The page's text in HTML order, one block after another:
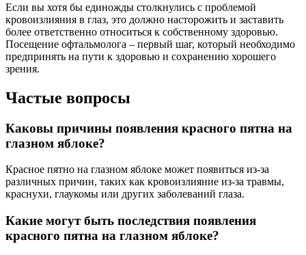
Если вы хотя бы единожды столкнулись с проблемой
кровоизлияния в глаз, это должно насторожить и заставить
более ответственно относиться к собственному здоровью.
Посещение офтальмолога – первый шаг, который необходимо
предпринять на пути к здоровью и сохранению хорошего
зрения.
Частые вопросы
Каковы причины появления красного пятна на
глазном яблоке?
Красное пятно на глазном яблоке может появиться из-за
различных причин, таких как кровоизлияние из-за травмы,
краснухи, глаукомы или других заболеваний глаза.
Какие могут быть последствия появления
красного пятна на глазном яблоке?